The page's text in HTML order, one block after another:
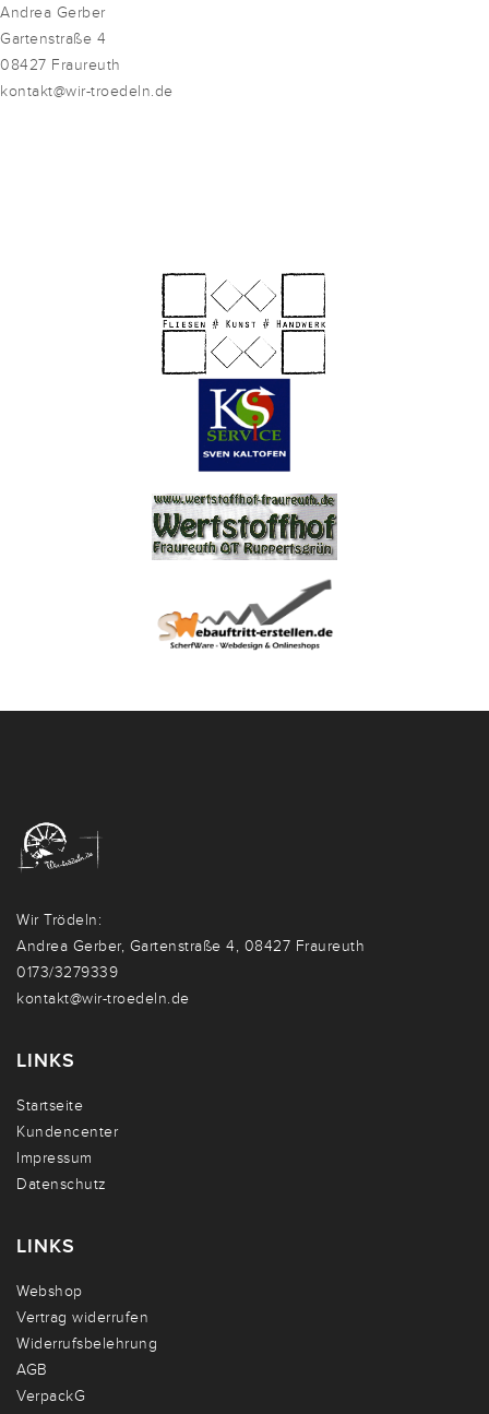
Andrea Gerber
Gartenstraße 4
08427 Fraureuth
kontakt@wir-troedeln.de
Wir Trödeln:
Andrea Gerber, Gartenstraße 4, 08427 Fraureuth
0173/3279339
kontakt@wir-troedeln.de
LINKS
Startseite
Kundencenter
Impressum
Datenschutz
LINKS
Webshop
Vertrag widerrufen
Widerrufsbelehrung
AGB
VerpackG